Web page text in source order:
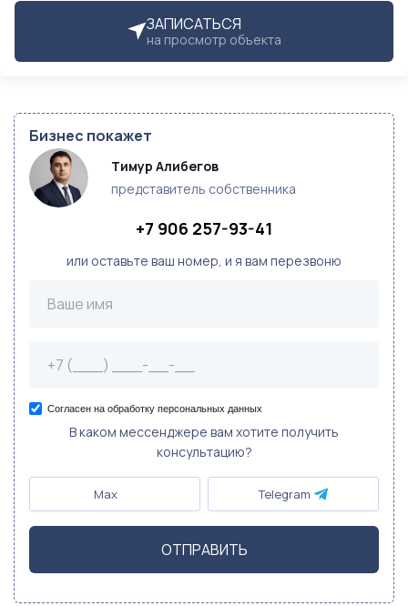
ЗАПИСАТЬСЯ
на просмотр объекта
Бизнес покажет
Тимур Алибегов
представитель собственника
+7 906 257-93-41
или оставьте ваш номер, и я вам перезвоню
Согласен на обработку персональных данных
В каком мессенджере вам хотите получить
консультацию?
Max Telegram
ОТПРАВИТЬ